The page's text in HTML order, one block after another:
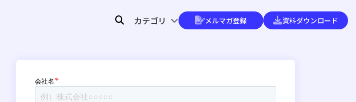
カテゴリ メルマガ登録 資料ダウンロード